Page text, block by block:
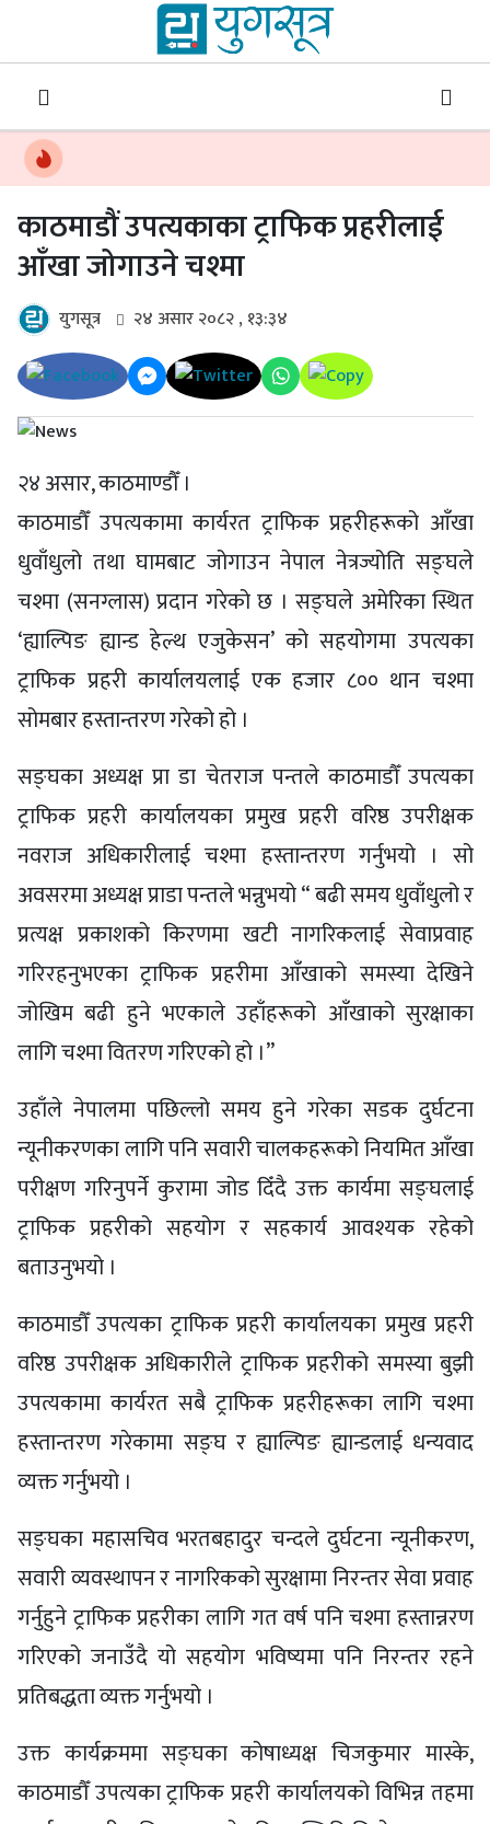
काठमाडौं उपत्यकाका ट्राफिक प्रहरीलाई
आँखा जोगाउने चश्मा
युगसूत्र २४ असार २०८२ , १३:३४
२४ असार, काठमाण्डौँ ।
काठमाडौँ उपत्यकामा कार्यरत ट्राफिक प्रहरीहरूको आँखा
धुवाँधुलो तथा घामबाट जोगाउन नेपाल नेत्रज्योति सङ्घले
चश्मा (सनग्लास) प्रदान गरेको छ । सङ्घले अमेरिका स्थित
‘ह्याल्पिङ ह्यान्ड हेल्थ एजुकेसन’ को सहयोगमा उपत्यका
ट्राफिक प्रहरी कार्यालयलाई एक हजार ८०० थान चश्मा
सोमबार हस्तान्तरण गरेको हो ।
सङ्घका अध्यक्ष प्रा डा चेतराज पन्तले काठमाडौँ उपत्यका
ट्राफिक प्रहरी कार्यालयका प्रमुख प्रहरी वरिष्ठ उपरीक्षक
नवराज अधिकारीलाई चश्मा हस्तान्तरण गर्नुभयो । सो
अवसरमा अध्यक्ष प्राडा पन्तले भन्नुभयो “ बढी समय धुवाँधुलो र
प्रत्यक्ष प्रकाशको किरणमा खटी नागरिकलाई सेवाप्रवाह
गरिरहनुभएका ट्राफिक प्रहरीमा आँखाको समस्या देखिने
जोखिम बढी हुने भएकाले उहाँहरूको आँखाको सुरक्षाका
लागि चश्मा वितरण गरिएको हो ।”
उहाँले नेपालमा पछिल्लो समय हुने गरेका सडक दुर्घटना
न्यूनीकरणका लागि पनि सवारी चालकहरूको नियमित आँखा
परीक्षण गरिनुपर्ने कुरामा जोड दिँदै उक्त कार्यमा सङ्घलाई
ट्राफिक प्रहरीको सहयोग र सहकार्य आवश्यक रहेको
बताउनुभयो ।
काठमाडौँ उपत्यका ट्राफिक प्रहरी कार्यालयका प्रमुख प्रहरी
वरिष्ठ उपरीक्षक अधिकारीले ट्राफिक प्रहरीको समस्या बुझी
उपत्यकामा कार्यरत सबै ट्राफिक प्रहरीहरूका लागि चश्मा
हस्तान्तरण गरेकामा सङ्घ र ह्याल्पिङ ह्यान्डलाई धन्यवाद
व्यक्त गर्नुभयो ।
सङ्घका महासचिव भरतबहादुर चन्दले दुर्घटना न्यूनीकरण,
सवारी व्यवस्थापन र नागरिकको सुरक्षामा निरन्तर सेवा प्रवाह
गर्नुहुने ट्राफिक प्रहरीका लागि गत वर्ष पनि चश्मा हस्तान्नरण
गरिएको जनाउँदै यो सहयोग भविष्यमा पनि निरन्तर रहने
प्रतिबद्धता व्यक्त गर्नुभयो ।
उक्त कार्यक्रममा सङ्घका कोषाध्यक्ष चिजकुमार मास्के,
काठमाडौँ उपत्यका ट्राफिक प्रहरी कार्यालयको विभिन्न तहमा